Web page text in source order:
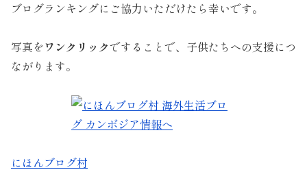
ブログランキングにご協力いただけたら幸いです。
写真をワンクリックですることで、子供たちへの支援につ
ながります。
にほんブログ村